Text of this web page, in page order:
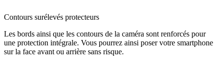
Contours surélevés protecteurs
Les bords ainsi que les contours de la caméra sont renforcés pour
une protection intégrale. Vous pourrez ainsi poser votre smartphone
sur la face avant ou arrière sans risque.